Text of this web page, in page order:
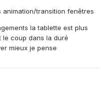
transition fenêtres
la tablette est plus
coup dans la duré
mieux je pense